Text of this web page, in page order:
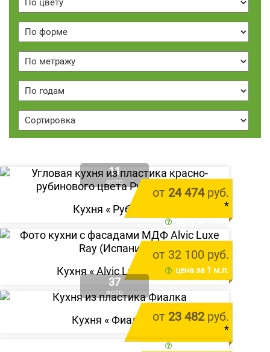
11
ФОТО
от 24 474руб.
*
Кухня « Рубина
от 32 100 руб.
цена за 1 м.п.
Кухня «Alvic Luxe Ray»
37
ФОТО
от 23 482руб.
*
Кухня «Фиалка »